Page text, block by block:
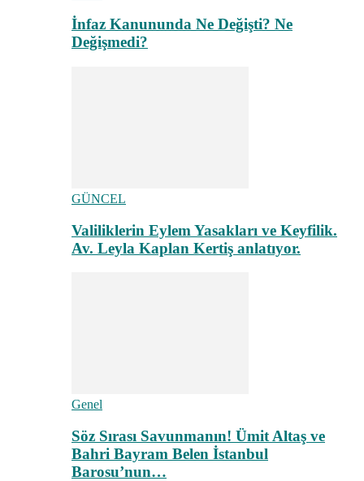
İnfaz Kanununda Ne Değişti? Ne
Değişmedi?
GÜNCEL
Valiliklerin Eylem Yasakları ve Keyfilik.
Av. Leyla Kaplan Kertiş anlatıyor.
Genel
Söz Sırası Savunmanın! Ümit Altaş ve
Bahri Bayram Belen İstanbul
Barosu’nun…